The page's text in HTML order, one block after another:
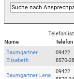
Name
Telefon
Baumgartner
Elisabeth
09422
8570-28
Baumgartner Lena
09422